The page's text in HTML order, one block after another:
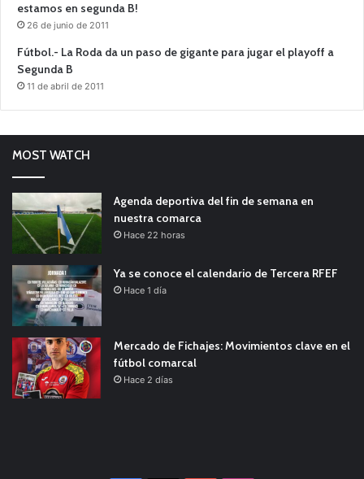
estamos en segunda B!
26 de junio de 2011
Fútbol.- La Roda da un paso de gigante para jugar el playoff a
Segunda B
11 de abril de 2011
MOST WATCH
Agenda deportiva del fin de semana en
nuestra comarca
Hace 22 horas
Ya se conoce el calendario de Tercera RFEF
Hace 1 día
Mercado de Fichajes: Movimientos clave en el
fútbol comarcal
Hace 2 días